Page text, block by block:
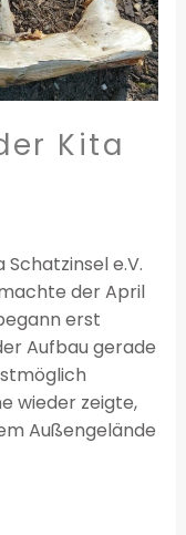
Kita
e.V.
der April
erst
Aufbau gerade
wieder zeigte,
Außengelände